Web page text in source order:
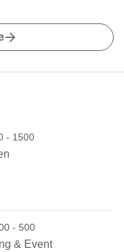
- 1500
- 500
& Event